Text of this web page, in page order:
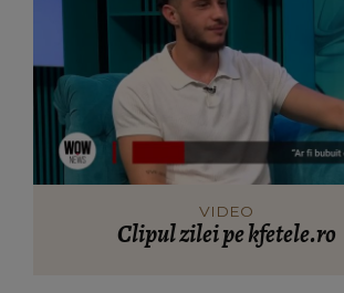
VIDEO
Clipul zilei pe kfetele.ro